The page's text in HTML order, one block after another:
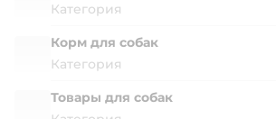
Категория
Корм для собак
Категория
Товары для собак